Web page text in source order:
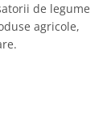
de legume
agricole,